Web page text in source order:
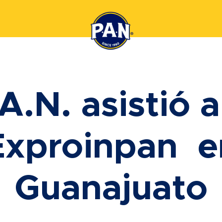
asistió
Guanajuato